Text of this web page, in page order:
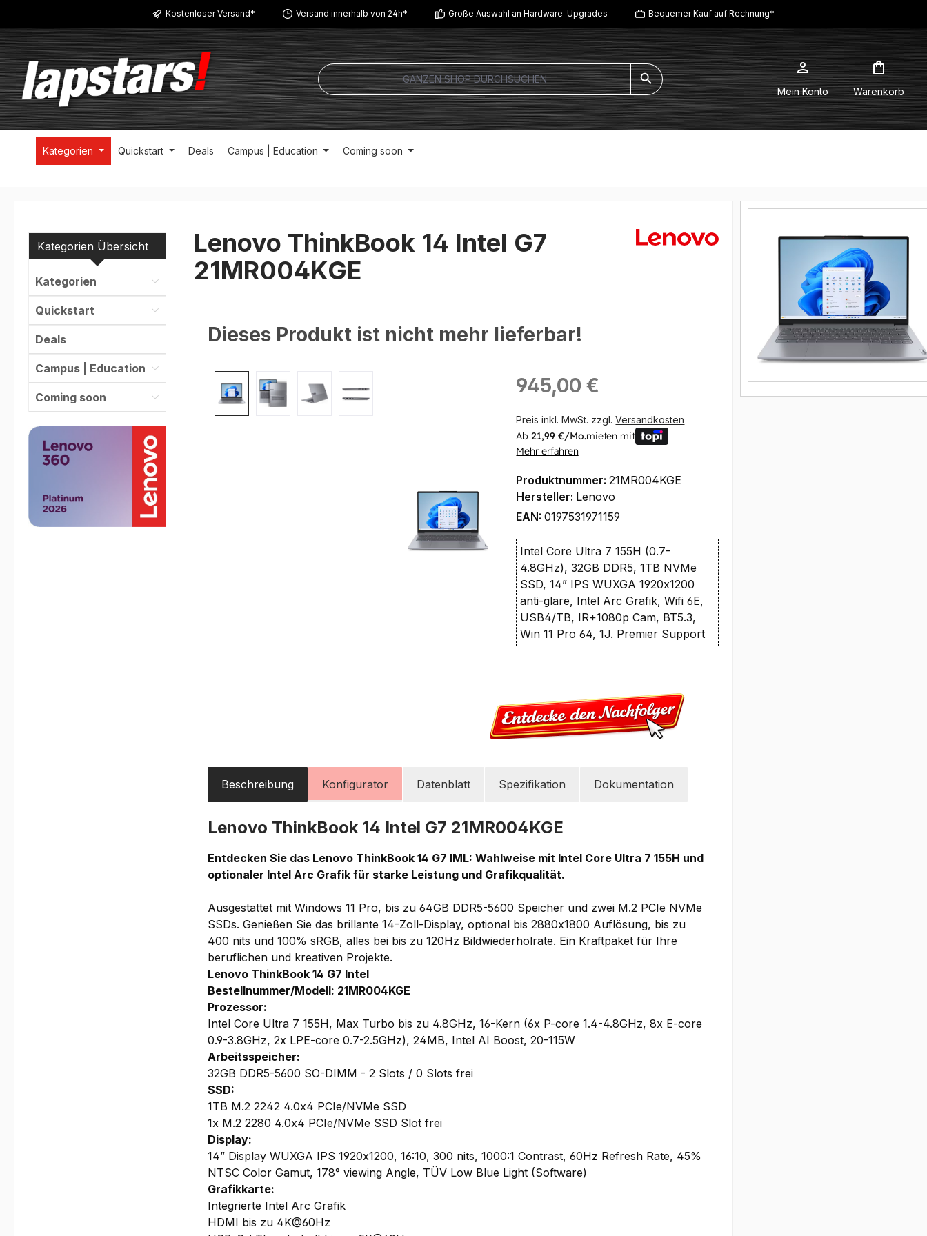
Zur Hauptnavigation springenKostenloser Versand* Versand innerhalb von 24h* Große Auswahl an Hardware-Upgrades Bequemer Kauf auf Rechnung*
Mein Konto Warenkorb
Kategorien Quickstart Deals Campus | Education Coming soon
Kategorien Übersicht
Kategorien
Quickstart
Deals
Campus | Education
Coming soon
Lenovo ThinkBook 14 Intel G7
21MR004KGE
Dieses Produkt ist nicht mehr lieferbar!
Bildergalerie überspringen Regulärer Preis:
945,00 €
Preis inkl. MwSt. zzgl.Versandkosten
Ab21,99 €/Mo.mieten mit
Mehr erfahren
Produktnummer:21MR004KGE
Hersteller: Lenovo
EAN:0197531971159
Intel Core Ultra 7 155H (0.7-
4.8GHz), 32GB DDR5, 1TB NVMe
SSD, 14” IPS WUXGA 1920x1200
anti-glare, Intel Arc Grafik, Wifi 6E,
USB4/TB, IR+1080p Cam, BT5.3,
Win 11 Pro 64, 1J. Premier Support
Beschreibung Konfigurator Datenblatt Spezifikation Dokumentation
Lenovo ThinkBook 14 Intel G7 21MR004KGE
Entdecken Sie das Lenovo ThinkBook 14 G7 IML: Wahlweise mit Intel Core Ultra 7 155H und
optionaler Intel Arc Grafik für starke Leistung und Grafikqualität.
Ausgestattet mit Windows 11 Pro, bis zu 64GB DDR5-5600 Speicher und zwei M.2 PCIe NVMe
SSDs. Genießen Sie das brillante 14-Zoll-Display, optional bis 2880x1800 Auflösung, bis zu
400 nits und 100% sRGB, alles bei bis zu 120Hz Bildwiederholrate. Ein Kraftpaket für Ihre
beruflichen und kreativen Projekte.
Lenovo ThinkBook 14 G7 Intel
Bestellnummer/Modell: 21MR004KGE
Prozessor:
Intel Core Ultra 7 155H, Max Turbo bis zu 4.8GHz, 16-Kern (6x P-core 1.4-4.8GHz, 8x E-core
0.9-3.8GHz, 2x LPE-core 0.7-2.5GHz), 24MB, Intel AI Boost, 20-115W
Arbeitsspeicher:
32GB DDR5-5600 SO-DIMM - 2 Slots / 0 Slots frei
SSD:
1TB M.2 2242 4.0x4 PCIe/NVMe SSD
1x M.2 2280 4.0x4 PCIe/NVMe SSD Slot frei
Display:
14” Display WUXGA IPS 1920x1200, 16:10, 300 nits, 1000:1 Contrast, 60Hz Refresh Rate, 45%
NTSC Color Gamut, 178° viewing Angle, TÜV Low Blue Light (Software)
Grafikkarte:
Integrierte Intel Arc Grafik
HDMI bis zu 4K@60Hz